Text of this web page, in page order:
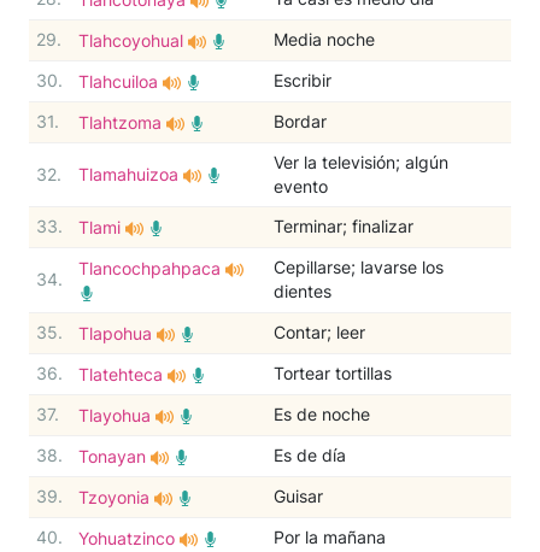
29. Tlahcoyohual Media noche
30. Tlahcuiloa Escribir
31. Tlahtzoma Bordar
32. Tlamahuizoa
Ver la televisión; algún
evento
33. Tlami Terminar; finalizar
34.
Tlancochpahpaca
Cepillarse; lavarse los
dientes
35. Tlapohua Contar; leer
36. Tlatehteca Tortear tortillas
37. Tlayohua Es de noche
38. Tonayan Es de día
39. Tzoyonia Guisar
40. Yohuatzinco Por la mañana